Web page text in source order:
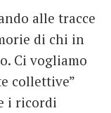
alle tracce
di chi in
Ci vogliamo
collettive”
i ricordi